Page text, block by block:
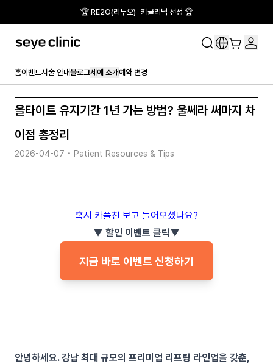
🏆 RE2O(리투오) 키클리닉 선정 🏆
홈이벤트시술 안내블로그세예 소개 예약 변경
올타이트 유지기간 1년 가는 방법? 울쎄라 써마지 차
이점 총정리
2026-04-07 • Patient Resources & Tips
혹시 카플친 보고 들어오셨나요?
▼ 할인 이벤트 클릭▼
지금 바로 이벤트 신청하기
안녕하세요. 강남 최대 규모의 프리미엄 리프팅 라인업을 갖춘,